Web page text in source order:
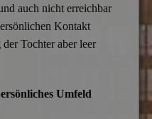
Unterhalt & Alimente
Vermisstensuche
Personalüberprüfung
München
Dresden
Nürnberg
auch nicht erreichbar
Kontakt
Tochter aber leer
Umfeld